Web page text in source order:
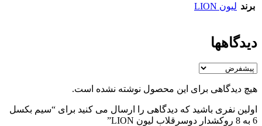
برند لیون LION
دیدگاهها
هیچ دیدگاهی برای این محصول نوشته نشده است.
اولین نفری باشید که دیدگاهی را ارسال می کنید برای “سیم بکسل
6 به 8 روکشدار دوسرقلاب لیون LION”